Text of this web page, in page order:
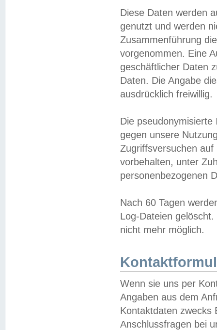
Diese Daten werden
genutzt und werden
Zusammenführung
vorgenommen. Eine
geschäftlicher Daten
Daten. Die Angabe
ausdrücklich freiwillig.
Die
gegen unsere
Zugriffsversuchen
vorbehalten, unter
personenbezogenen
Nach 60 Tagen
Log-Dateien
nicht mehr möglich.
Wenn sie uns per
Angaben aus dem
Kontaktdaten zwecks
Anschlussfragen bei